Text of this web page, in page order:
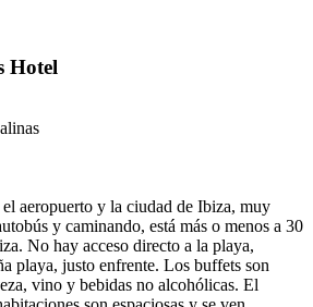
Hotel
aeropuerto y la ciudad de Ibiza, muy
y caminando, está más o menos a 30
No hay acceso directo a la playa,
playa, justo enfrente. Los buffets son
vino y bebidas no alcohólicas. El